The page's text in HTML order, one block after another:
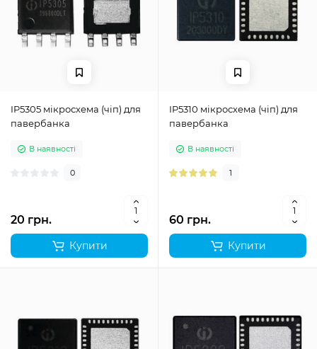
IP5305 мікросхема (чіп) для
павербанка
В наявності
0
20 грн.
Купити
IP5310 мікросхема (чіп) для
павербанка
В наявності
1
60 грн.
Купити